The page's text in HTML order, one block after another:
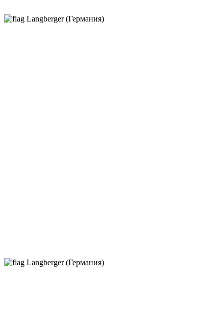
Langberger (Германия)
Langberger (Германия)